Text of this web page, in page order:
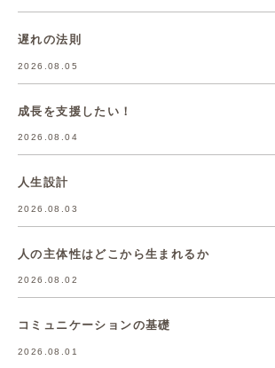
遅れの法則
2026.08.05
成長を支援したい！
2026.08.04
人生設計
2026.08.03
人の主体性はどこから生まれるか
2026.08.02
コミュニケーションの基礎
2026.08.01